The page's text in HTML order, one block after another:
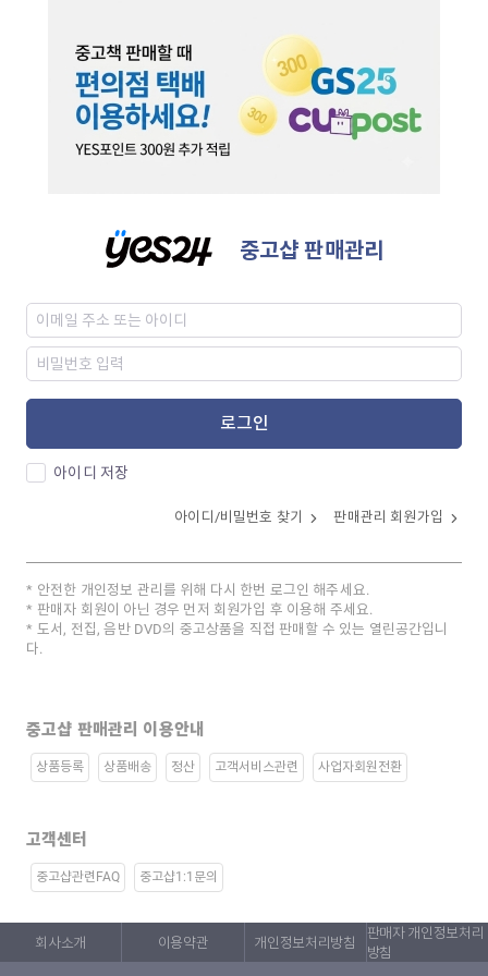
중고샵 판매관리
로그인
아이디 저장
아이디/비밀번호 찾기 판매관리 회원가입
안전한 개인정보 관리를 위해 다시 한번 로그인 해주세요.
판매자 회원이 아닌 경우 먼저 회원가입 후 이용해 주세요.
도서, 전집, 음반 DVD의 중고상품을 직접 판매할 수 있는 열린공간입니
다.
중고샵 판매관리 이용안내
상품등록 상품배송 정산 고객서비스관련 사업자회원전환
고객센터
중고샵관련FAQ 중고샵1:1문의
회사소개 이용약관 개인정보처리방침
판매자 개인정보처리
방침